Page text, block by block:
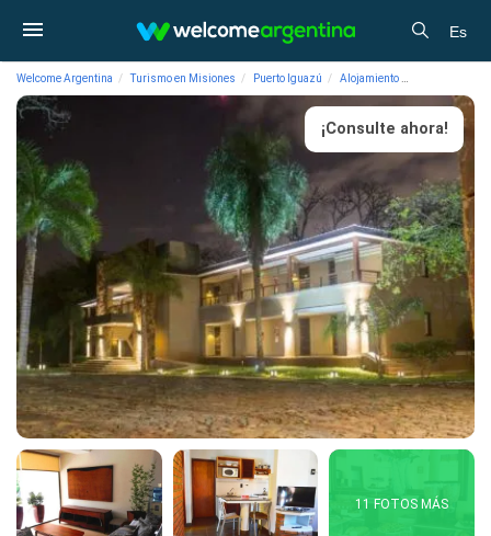
Es
Welcome Argentina Turismo en Misiones Puerto Iguazú Alojamiento
¡Consulte ahora!
11 FOTOS MÁS